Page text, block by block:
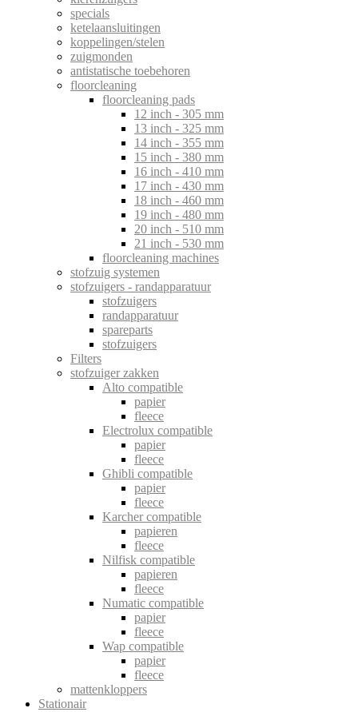
specials
ketelaansluitingen
koppelingen/stelen
zuigmonden
antistatische toebehoren
floorcleaning
floorcleaning pads
12 inch - 305 mm
13 inch - 325 mm
14 inch - 355 mm
15 inch - 380 mm
16 inch - 410 mm
17 inch - 430 mm
18 inch - 460 mm
19 inch - 480 mm
20 inch - 510 mm
21 inch - 530 mm
floorcleaning machines
stofzuig systemen
stofzuigers - randapparatuur
stofzuigers
randapparatuur
spareparts
stofzuigers
Filters
stofzuiger zakken
Alto compatible
papier
fleece
Electrolux compatible
papier
fleece
Ghibli compatible
papier
fleece
Karcher compatible
papieren
fleece
Nilfisk compatible
papieren
fleece
Numatic compatible
papier
fleece
Wap compatible
papier
fleece
mattenkloppers
Stationair